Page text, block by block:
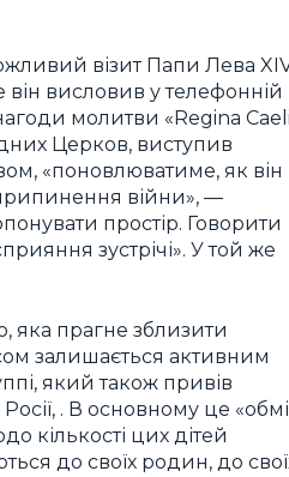
візит Папи Лева
висловив у телефонній
молитви «Regina
Церков, виступив
«поновлюватиме, як він
припинення війни», —
простір. Говорити
зустрічі». У той же
яка прагне зблизити
залишається активним
який також привів
. В основному це
кількості цих дітей
до своїх родин, до